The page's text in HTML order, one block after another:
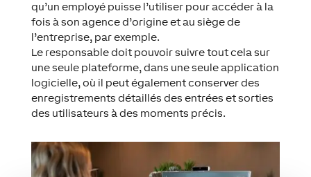
qu’un employé puisse l’utiliser pour accéder à la
fois à son agence d’origine et au siège de
l’entreprise, par exemple.
Le responsable doit pouvoir suivre tout cela sur
une seule plateforme, dans une seule application
logicielle, où il peut également conserver des
enregistrements détaillés des entrées et sorties
des utilisateurs à des moments précis.